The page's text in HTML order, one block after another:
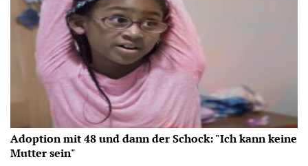
Adoption mit 48 und dann der Schock: "Ich kann keine
Mutter sein"